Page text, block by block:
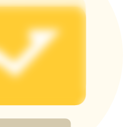
USDT Bonus
10% APR
Daily Rewards